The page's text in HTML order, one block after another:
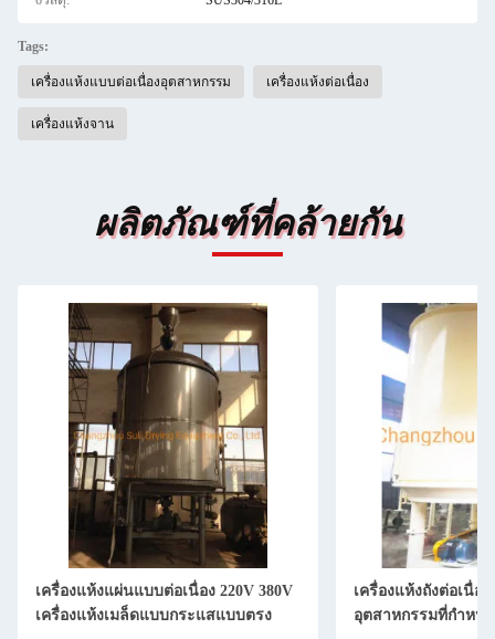
Tags:
เครื่องแห้งแบบต่อเนื่องอุตสาหกรรม เครื่องแห้งต่อเนื่อง
เครื่องแห้งจาน
ผลิตภัณฑ์ที่คล้ายกัน
เครื่องแห้งแผ่นแบบต่อเนื่อง 220V 380V
เครื่องแห้งเมล็ดแบบกระแสแบบตรง
เครื่องแห้งถังต่อเนื่อ
อุตสาหกรรมที่กําหนด